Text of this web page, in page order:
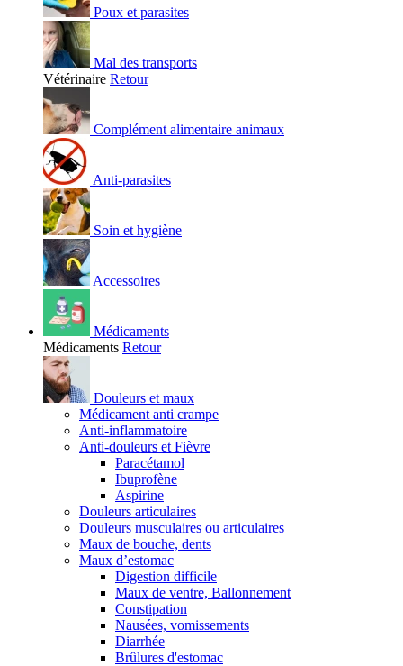
Poux et parasites
Mal des transports
Vétérinaire Retour
Complément alimentaire animaux
Anti-parasites
Soin et hygiène
Accessoires
Médicaments
Médicaments Retour
Douleurs et maux
Médicament anti crampe
Anti-inflammatoire
Anti-douleurs et Fièvre
Paracétamol
Ibuprofène
Aspirine
Douleurs articulaires
Douleurs musculaires ou articulaires
Maux de bouche, dents
Maux d’estomac
Digestion difficile
Maux de ventre, Ballonnement
Constipation
Nausées, vomissements
Diarrhée
Brûlures d'estomac